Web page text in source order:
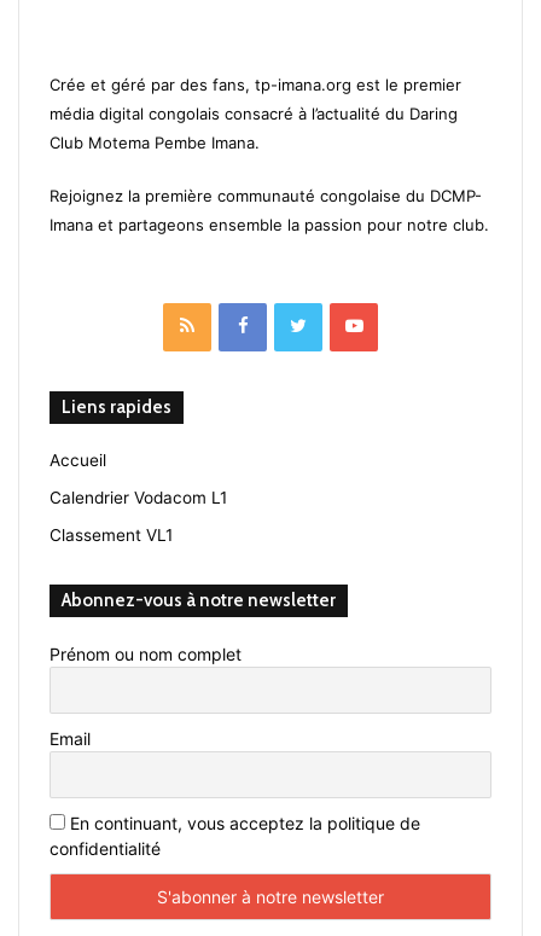
Crée et géré par des fans, tp-imana.org est le premier
média digital congolais consacré à l’actualité du Daring
Club Motema Pembe Imana.
Rejoignez la première communauté congolaise du DCMP-
Imana et partageons ensemble la passion pour notre club.
RSS FacebookTwitterYouTube
Liens rapides
Accueil
Calendrier Vodacom L1
Classement VL1
Abonnez-vous à notre newsletter
Prénom ou nom complet
Email
En continuant, vous acceptez la politique de
confidentialité